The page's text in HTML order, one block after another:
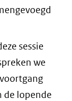
sessie
we
de lopende